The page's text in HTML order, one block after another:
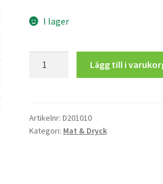
I lager
Lägg till i
Artikelnr: D201010
Kategori: Mat & Dryck